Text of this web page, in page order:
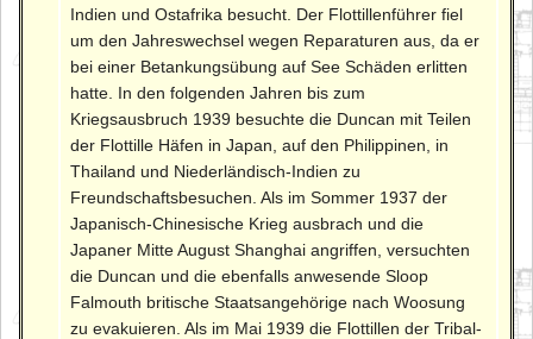
Indien und Ostafrika besucht. Der Flottillenführer fiel
um den Jahreswechsel wegen Reparaturen aus, da er
bei einer Betankungsübung auf See Schäden erlitten
hatte. In den folgenden Jahren bis zum
Kriegsausbruch 1939 besuchte die Duncan mit Teilen
der Flottille Häfen in Japan, auf den Philippinen, in
Thailand und Niederländisch-Indien zu
Freundschaftsbesuchen. Als im Sommer 1937 der
Japanisch-Chinesische Krieg ausbrach und die
Japaner Mitte August Shanghai angriffen, versuchten
die Duncan und die ebenfalls anwesende Sloop
Falmouth britische Staatsangehörige nach Woosung
zu evakuieren. Als im Mai 1939 die Flottillen der Tribal-